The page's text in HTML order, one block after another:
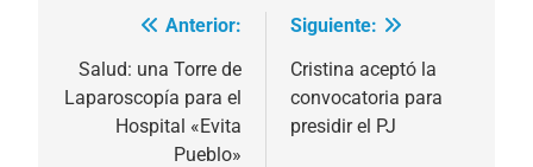
Navegación
de
entradas
Anterior:
Salud: una Torre de
Laparoscopía para el
Hospital «Evita
Pueblo»
Siguiente:
Cristina aceptó la
convocatoria para
presidir el PJ